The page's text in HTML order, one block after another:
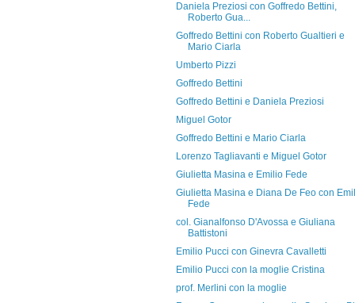
Daniela Preziosi con Goffredo Bettini,
Roberto Gua...
Goffredo Bettini con Roberto Gualtieri e
Mario Ciarla
Umberto Pizzi
Goffredo Bettini
Goffredo Bettini e Daniela Preziosi
Miguel Gotor
Goffredo Bettini e Mario Ciarla
Lorenzo Tagliavanti e Miguel Gotor
Giulietta Masina e Emilio Fede
Giulietta Masina e Diana De Feo con
Fede
col. Gianalfonso D'Avossa e Giuliana
Battistoni
Emilio Pucci con Ginevra Cavalletti
Emilio Pucci con la moglie Cristina
prof. Merlini con la moglie